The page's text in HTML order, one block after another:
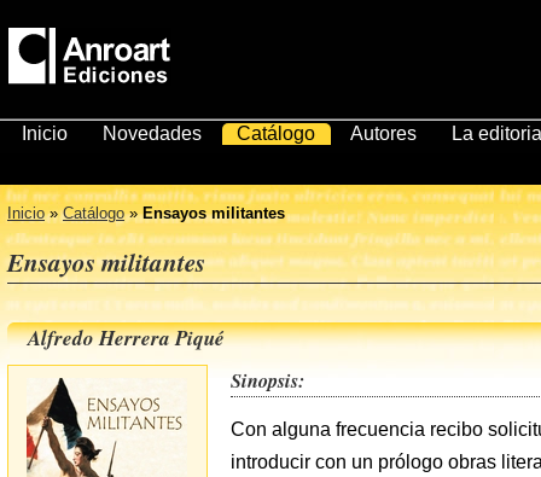
Inicio Novedades Catálogo Autores La
Inicio»Catálogo»Ensayos militantes
Ensayos militantes
Alfredo Herrera Piqué
Sinopsis:
Con alguna frecuencia recibo
introducir con un prólogo obras